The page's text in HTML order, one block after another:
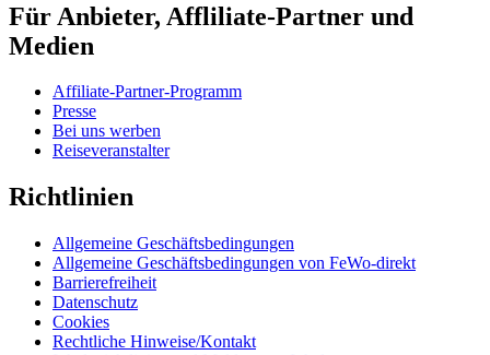
Für Anbieter, Affliliate-Partner und
Medien
Affiliate-Partner-Programm
Presse
Bei uns werben
Reiseveranstalter
Richtlinien
Allgemeine Geschäftsbedingungen
Allgemeine Geschäftsbedingungen von FeWo-direkt
Barrierefreiheit
Datenschutz
Cookies
Rechtliche Hinweise/Kontakt